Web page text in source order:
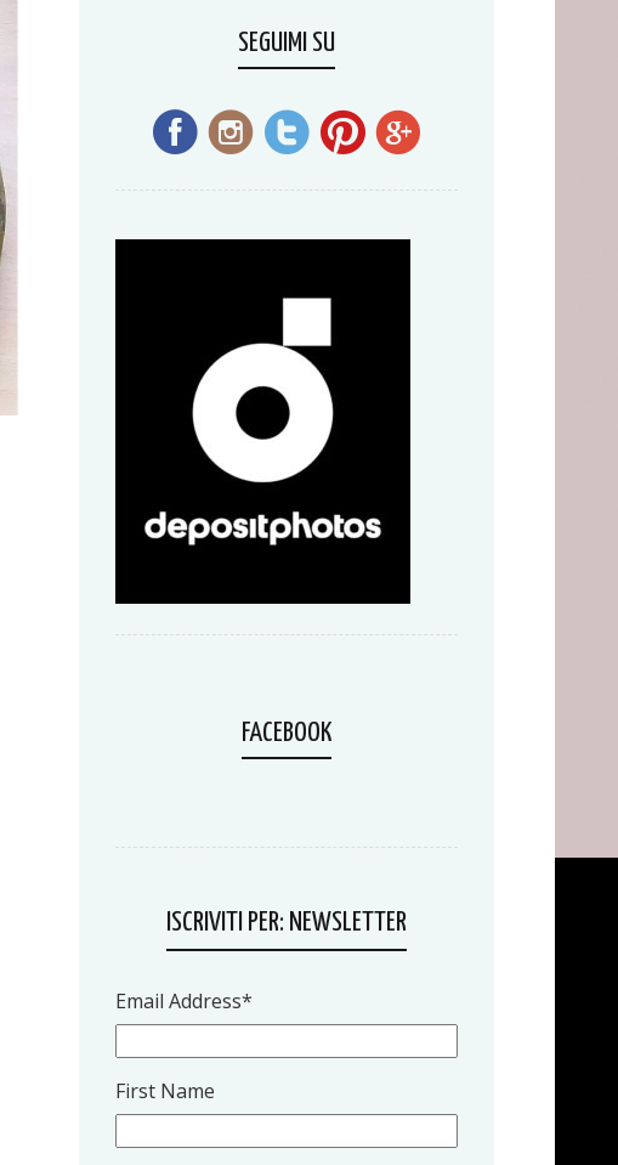
SEGUIMI SU
FACEBOOK
ISCRIVITI PER: NEWSLETTER
Email Address*
First Name